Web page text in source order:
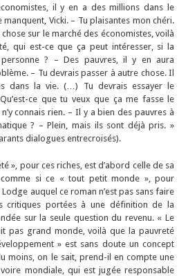
il y en a des millions dans le
Vicki. – Tu plaisantes mon chéri.
sur le marché des économistes, voilà
qui est-ce que ça peut intéresser, si la
personne ? – Des pauvres, il y en aura
– Tu devrais passer à autre chose. Il
dans la vie. (…) Tu devrais essayer le
ce que tu veux que ça me fasse le
connais rien. – Il y a bien des pauvres à
? – Plein, mais ils sont déjà pris. »
dialogues entrecroisés).
», pour ces riches, est d’abord celle de sa
si ce « tout petit monde », pour
auquel ce roman n’est pas sans faire
critiques portées à une définition de la
sur la seule question du revenu. « Le
pas grand monde, voilà que la pauvreté
» est sans doute un concept
moins, on le sait, prend-il en compte une
mondiale, qui est jugée responsable